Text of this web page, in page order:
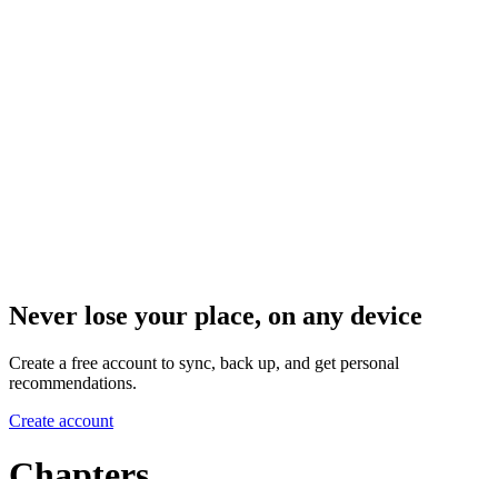
Never lose your place, on any device
Create a free account to sync, back up, and get personal
recommendations.
Create account